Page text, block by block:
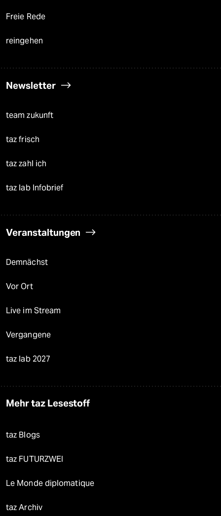
Freie Rede
reingehen
Newsletter
team zukunft
taz frisch
taz zahl ich
taz lab Infobrief
Veranstaltungen
Demnächst
Vor Ort
Live im Stream
Vergangene
taz lab 2027
Mehr taz Lesestoff
taz Blogs
taz FUTURZWEI
Le Monde diplomatique
taz Archiv